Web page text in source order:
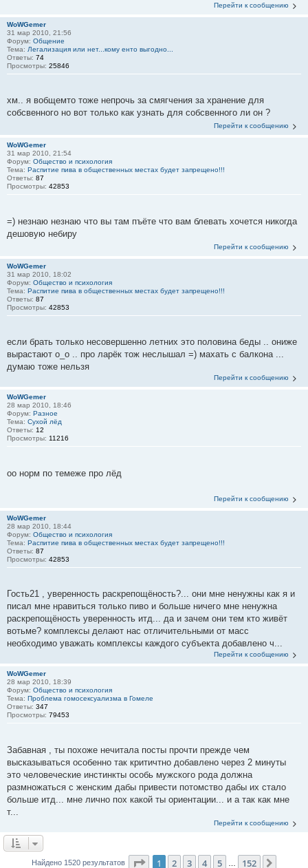
Перейти к сообщению
WoWGemer
31 мар 2010, 21:56
Форум: Общение
Тема: Легализация или нет...кому енто выгодно...
Ответы: 74
Просмотры: 25846
хм.. я вобщемто тоже непрочь за смягчения за хранение для
собсвенного но вот только как узнать для собсвенного ли он ?
Перейти к сообщению
WoWGemer
31 мар 2010, 21:54
Форум: Общество и психология
Тема: Распитие пива в общественных местах будет запрещено!!!
Ответы: 87
Просмотры: 42853
=) незнаю незнаю что вы там пъёте что вам блевать хочется никогда
дешовую небиру
Перейти к сообщению
WoWGemer
31 мар 2010, 18:02
Форум: Общество и психология
Тема: Распитие пива в общественных местах будет запрещено!!!
Ответы: 87
Просмотры: 42853
если брать только несовершенно летних это половина беды .. ониже
вырастают о_о .. про ларёк тож неслышал =) махать с балкона ...
думаю тоже нельзя
Перейти к сообщению
WoWGemer
28 мар 2010, 18:46
Форум: Разное
Тема: Сухой лёд
Ответы: 12
Просмотры: 11216
оо норм по темеже про лёд
Перейти к сообщению
WoWGemer
28 мар 2010, 18:44
Форум: Общество и психология
Тема: Распитие пива в общественных местах будет запрещено!!!
Ответы: 87
Просмотры: 42853
Гость21 , уверенность раскрепощёность?... они мне ненужны как я и
писал мне нравиться только пиво и больше ничего мне ненужна
раскрепощёность уверенность итд... да и зачем они тем кто живёт
вотьме? комплексы делают нас отличительными от масс
необходимо уважать комплексы каждого субъекта добавлено ч...
Перейти к сообщению
WoWGemer
28 мар 2010, 18:39
Форум: Общество и психология
Тема: Проблема гомосексуализма в Гомеле
Ответы: 347
Просмотры: 79453
Забавная , ты похоже нечитала посты прочти прежде чем
высказываться особенно так критичтно добавлено через 2 минуты
это человеческие инстинкты особь мужского рода должна
размножаться с женским дабы привести потомство дабы их стало
больше итд... мне лично пох какой ты ориентации... и а так как мне
т...
Перейти к сообщению
Найдено 1520 результатов Страница из 152
1 2 3 4 5 152